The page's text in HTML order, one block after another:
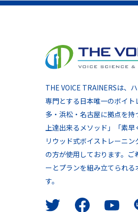
THE VOICE TRAINERSは、
専門とする日本唯一のボイ
多・浜松・名古屋に拠点を
上達出来るメソッド」「素
リウッド式ボイストレーニ
の方が使用しております。ご
ーとプランを組み立てられ
す。